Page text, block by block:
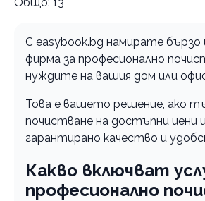
С easybook.bg намирате бързо
фирма за професионално
нуждите на вашия дом или
Това е вашето решение, ако
почистване на достъпни цени
гарантирано качество и
Какво включват
професионално